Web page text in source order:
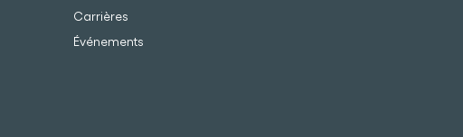
Carrières
Événements